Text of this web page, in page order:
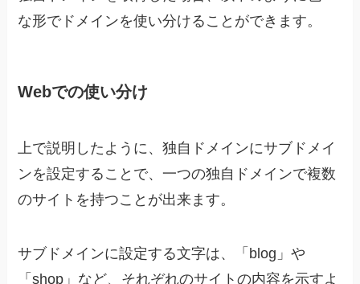
な形でドメインを使い分けることができます。
Webでの使い分け
上で説明したように、独自ドメインにサブドメイ
ンを設定することで、一つの独自ドメインで複数
のサイトを持つことが出来ます。
サブドメインに設定する文字は、「blog」や
「shop」など、それぞれのサイトの内容を示すよ